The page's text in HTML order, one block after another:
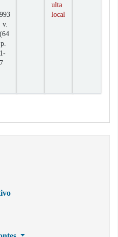
v.
ulta
local